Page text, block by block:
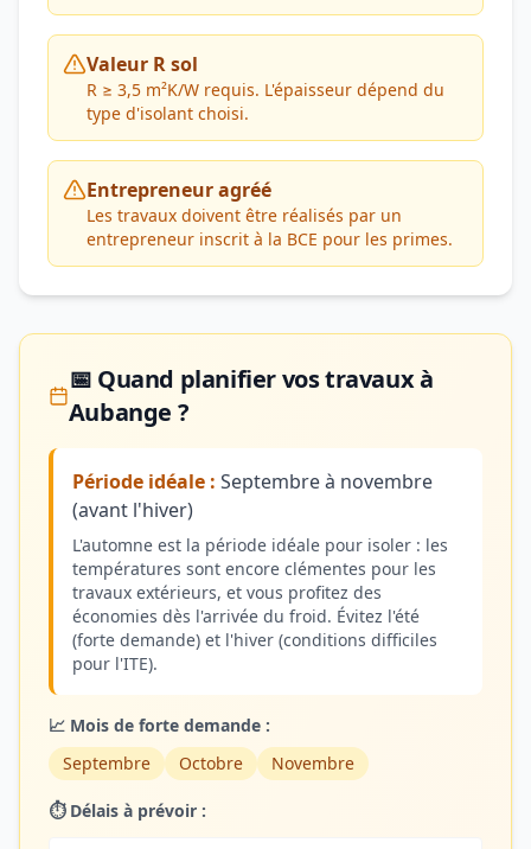
Valeur R sol
R ≥ 3,5 m²K/W requis. L'épaisseur dépend du
type d'isolant choisi.
Entrepreneur agréé
Les travaux doivent être réalisés par un
entrepreneur inscrit à la BCE pour les primes.
📅 Quand planifier vos travaux à
Aubange ?
Période idéale : Septembre à novembre
(avant l'hiver)
L'automne est la période idéale pour isoler : les
températures sont encore clémentes pour les
travaux extérieurs, et vous profitez des
économies dès l'arrivée du froid. Évitez l'été
(forte demande) et l'hiver (conditions difficiles
pour l'ITE).
📈 Mois de forte demande :
Septembre
Octobre Novembre
⏱️ Délais à prévoir :